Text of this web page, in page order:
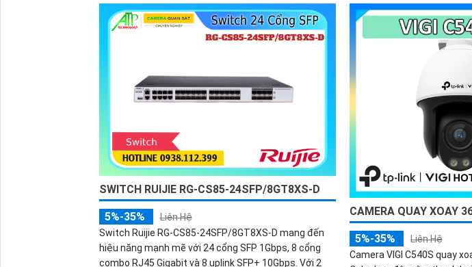
SWITCH RUIJIE RG-CS85-24SFP/8GT8XS-D
5%-35%
Liên Hệ
Switch Ruijie RG-CS85-24SFP/8GT8XS-D mang đến
hiệu năng mạnh mẽ với 24 cổng SFP 1Gbps, 8 cổng
combo RJ45 Gigabit và 8 uplink SFP+ 10Gbps. Với 2
CAMERA QUAY XOAY
5%-35%
Liên Hệ
Camera VIGI C540S quay